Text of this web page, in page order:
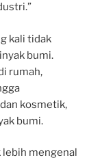
kali tidak
bumi.
rumah,
kosmetik,
bumi.
lebih mengenal